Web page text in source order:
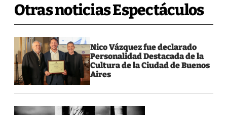
Otras noticias Espectáculos
Nico Vázquez fue declarado
Personalidad Destacada de la
Cultura de la Ciudad de Buenos
Aires